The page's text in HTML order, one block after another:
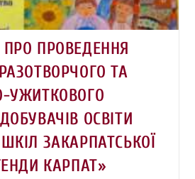
ПРОВЕДЕННЯ
ТА
УЖИТКОВОГО
ОСВІТИ
ЗАКАРПАТСЬКОЇ
КАРПАТ»